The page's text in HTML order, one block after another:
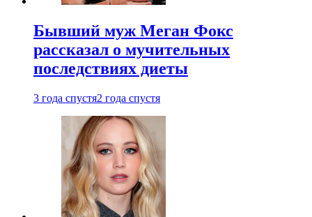
Бывший муж Меган Фокс
рассказал о мучительных
последствиях диеты
3 года спустя2 года спустя